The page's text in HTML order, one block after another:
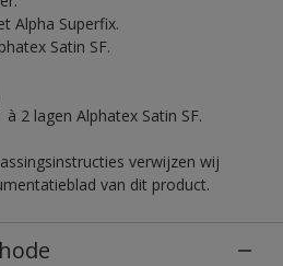
Alpha Superfix.
Satin SF.
2 lagen Alphatex Satin SF.
verwijzen wij
van dit product.